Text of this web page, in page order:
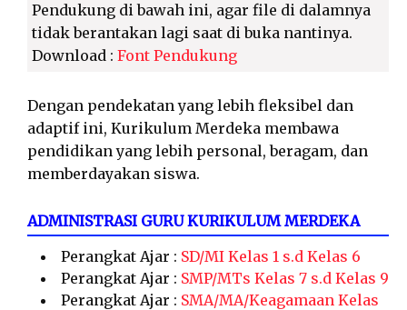
Pendukung di bawah ini, agar file di dalamnya
tidak berantakan lagi saat di buka nantinya.
Download : Font Pendukung
Dengan pendekatan yang lebih fleksibel dan
adaptif ini, Kurikulum Merdeka membawa
pendidikan yang lebih personal, beragam, dan
memberdayakan siswa.
ADMINISTRASI GURU KURIKULUM MERDEKA
Perangkat Ajar : SD/MI Kelas 1 s.d Kelas 6
Perangkat Ajar : SMP/MTs Kelas 7 s.d Kelas 9
Perangkat Ajar : SMA/MA/Keagamaan Kelas